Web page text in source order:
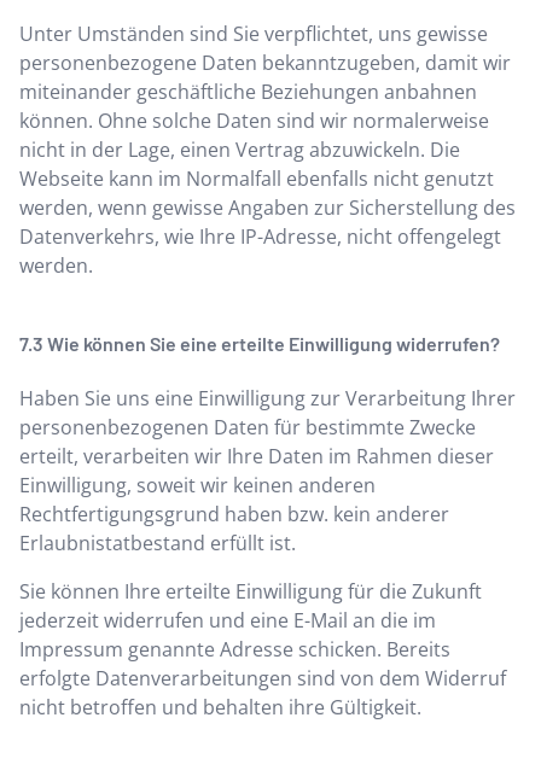
Unter Umständen sind Sie verpflichtet, uns gewisse
personenbezogene Daten bekanntzugeben, damit wir
miteinander geschäftliche Beziehungen anbahnen
können. Ohne solche Daten sind wir normalerweise
nicht in der Lage, einen Vertrag abzuwickeln. Die
Webseite kann im Normalfall ebenfalls nicht genutzt
werden, wenn gewisse Angaben zur Sicherstellung des
Datenverkehrs, wie Ihre IP-Adresse, nicht offengelegt
werden.
Wie können Sie eine erteilte Einwilligung widerrufen?
Haben Sie uns eine Einwilligung zur Verarbeitung Ihrer
personenbezogenen Daten für bestimmte Zwecke
erteilt, verarbeiten wir Ihre Daten im Rahmen dieser
Einwilligung, soweit wir keinen anderen
Rechtfertigungsgrund haben bzw. kein anderer
Erlaubnistatbestand erfüllt ist.
Sie können Ihre erteilte Einwilligung für die Zukunft
jederzeit widerrufen und eine E-Mail an die im
Impressum genannte Adresse schicken. Bereits
erfolgte Datenverarbeitungen sind von dem Widerruf
nicht betroffen und behalten ihre Gültigkeit.